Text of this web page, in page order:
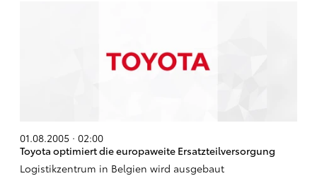
01.08.2005 · 02:00
Toyota optimiert die europaweite Ersatzteilversorgung
Logistikzentrum in Belgien wird ausgebaut